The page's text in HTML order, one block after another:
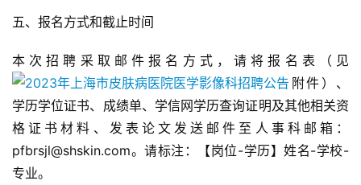
五、报名方式和截止时间
本次招聘采取邮件报名方式，请将报名表（见
附件）、
学历学位证书、成绩单、学信网学历查询证明及其他相关资
格证书材料、发表论文发送邮件至人事科邮箱：
pfbrsjl@shskin.com。请标注：【岗位-学历】姓名-学校-
专业。